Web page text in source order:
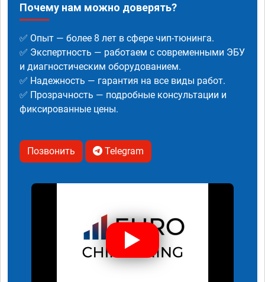
Почему нам можно доверять?
✅ Опыт — более 8 лет в сфере чип-тюнинга.
✅ Экспертность — работаем с современными ЭБУ
и диагностическим оборудованием.
✅ Надежность — гарантия на все виды работ.
✅ Прозрачность — подробные консультации и
фиксированные цены.
Позвонить Telegram